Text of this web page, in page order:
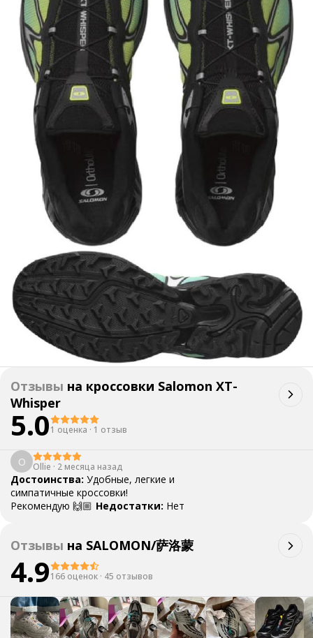
Отзывы на кроссовки Salomon XT-
Whisper
5.01 оценка · 1 отзыв
O Ollie · 2 месяца назад
Достоинства: Удобные, легкие и
симпатичные кроссовки!
Рекомендую 🙌🏼 Недостатки: Нет
Отзывы на SALOMON/萨洛蒙
4.9166 оценок · 45 отзывов